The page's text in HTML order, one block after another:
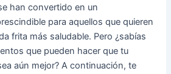
han convertido en un
para aquellos que quieren
frita más saludable. Pero ¿sabías
que pueden hacer que tu
aún mejor? A continuación, te